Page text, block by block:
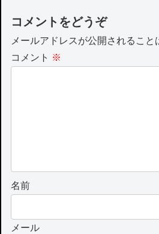
コメントをどうぞ
メールアドレスが公開されること
コメント ※
名前
メール